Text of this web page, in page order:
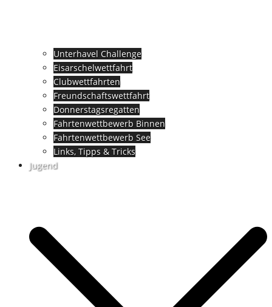
Unterhavel Challenge
Eisarschelwettfahrt
Clubwettfahrten
Freundschaftswettfahrt
Donnerstagsregatten
Fahrtenwettbewerb Binnen
Fahrtenwettbewerb See
Links, Tipps & Tricks
Jugend